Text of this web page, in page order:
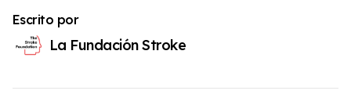
Escrito por
La Fundación Stroke